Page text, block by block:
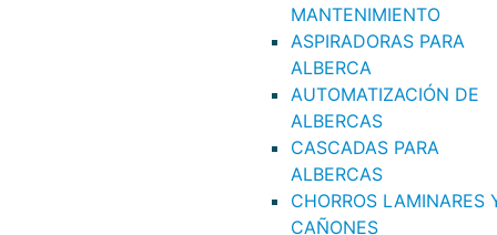
MANTENIMIENTO
ASPIRADORAS PARA
ALBERCA
AUTOMATIZACIÓN DE
ALBERCAS
CASCADAS PARA
ALBERCAS
CHORROS LAMINARES
CAÑONES